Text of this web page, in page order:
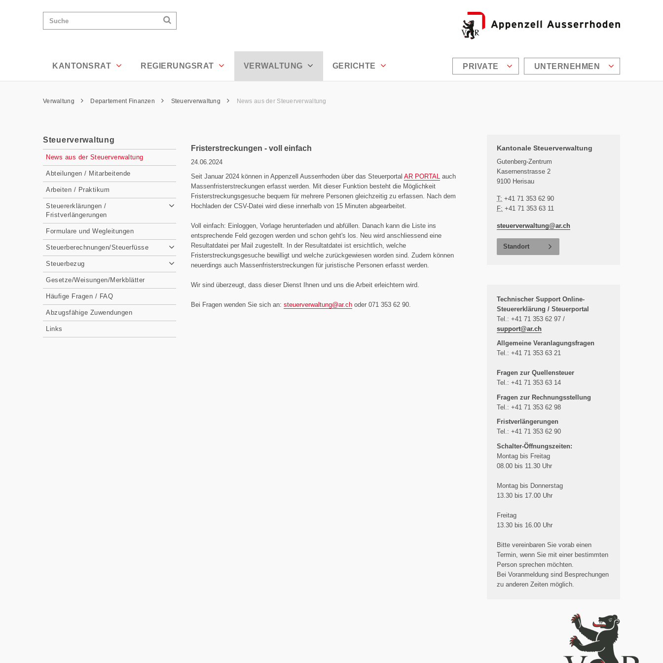
Suchen
KANTONSRAT
REGIERUNGSRAT VERWALTUNG GERICHTE PRIVATE UNTERNEHMEN
Inhalt
Pfadnavigation
Verwaltung Departement Finanzen Steuerverwaltung News aus der Steuerverwaltung
Steuerverwaltung
Subnavigation
News aus der Steuerverwaltung
Abteilungen / Mitarbeitende
Arbeiten / Praktikum
Steuererklärungen /
Fristverlängerungen
Formulare und Wegleitungen
Steuerberechnungen/Steuerfüsse
Steuerbezug
Gesetze/Weisungen/Merkblätter
Häufige Fragen / FAQ
Abzugsfähige Zuwendungen
Links
Fristerstreckungen - voll einfach
24.06.2024
Seit Januar 2024 können in Appenzell Ausserrhoden über das Steuerportal AR PORTAL auch
Massenfristerstreckungen erfasst werden. Mit dieser Funktion besteht die Möglichkeit
Fristerstreckungsgesuche bequem für mehrere Personen gleichzeitig zu erfassen. Nach dem
Hochladen der CSV-Datei wird diese innerhalb von 15 Minuten abgearbeitet.
Voll einfach: Einloggen, Vorlage herunterladen und abfüllen. Danach kann die Liste ins
entsprechende Feld gezogen werden und schon geht's los. Neu wird anschliessend eine
Resultatdatei per Mail zugestellt. In der Resultatdatei ist ersichtlich, welche
Fristerstreckungsgesuche bewilligt und welche zurückgewiesen worden sind. Zudem können
neuerdings auch Massenfristerstreckungen für juristische Personen erfasst werden.
Wir sind überzeugt, dass dieser Dienst Ihnen und uns die Arbeit erleichtern wird.
Bei Fragen wenden Sie sich an: steuerverwaltung@ar.ch oder 071 353 62 90.
Kantonale Steuerverwaltung
Gutenberg-Zentrum
Kasernenstrasse 2
9100 Herisau
T: +41 71 353 62 90
F: +41 71 353 63 11
steuerverwaltung@ar.ch
Standort
Technischer Support Online-
Steuererklärung / Steuerportal
Tel.: +41 71 353 62 97 /
support@ar.ch
Allgemeine Veranlagungsfragen
Tel.: +41 71 353 63 21
Fragen zur Quellensteuer
Tel.: +41 71 353 63 14
Fragen zur Rechnungsstellung
Tel.: +41 71 353 62 98
Fristverlängerungen
Tel.: +41 71 353 62 90
Schalter-Öffnungszeiten:
Montag bis Freitag
08.00 bis 11.30 Uhr
Montag bis Donnerstag
13.30 bis 17.00 Uhr
Freitag
13.30 bis 16.00 Uhr
Bitte vereinbaren Sie vorab einen
Termin, wenn Sie mit einer bestimmten
Person sprechen möchten.
Bei Voranmeldung sind Besprechungen
zu anderen Zeiten möglich.